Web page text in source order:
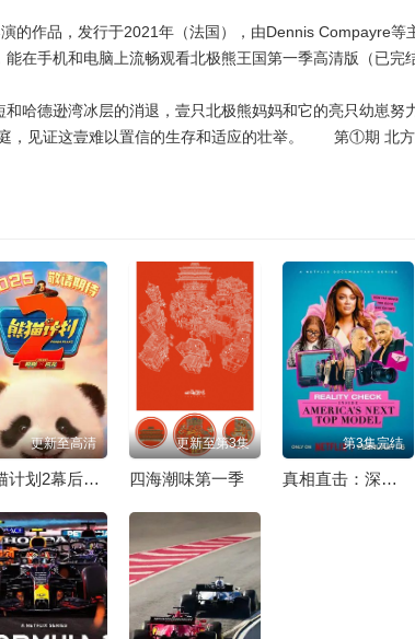
的作品，发行于2021年（法国），由Dennis Compayre等
在手机和电脑上流畅观看北极熊王国第一季高清版（已完
哈德逊湾冰层的消退，壹只北极熊妈妈和它的亮只幼崽努
庭，见证这壹难以置信的生存和适应的壮举。 第①期 北
更新至高清
熊猫计划2幕后纪录
更新至第3集
四海潮味第一季
第3集完结
真相直击：深入全美超模大赛第一季